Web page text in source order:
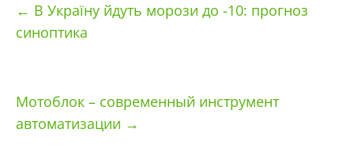
← В Україну йдуть морози до -10: прогноз
синоптика
Мотоблок – современный инструмент
автоматизации →